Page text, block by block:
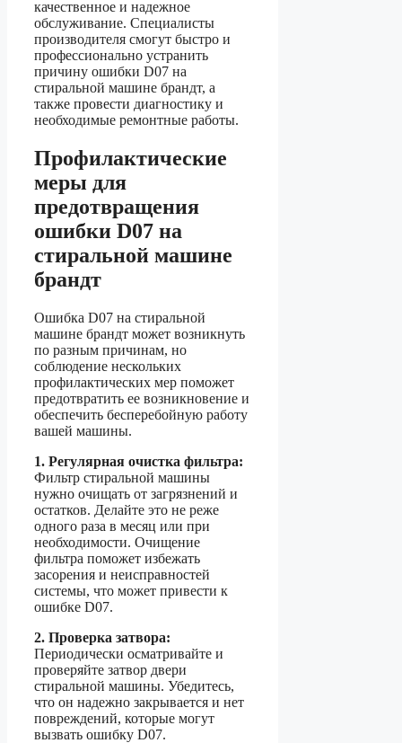
качественное и надежное
обслуживание. Специалисты
производителя смогут быстро и
профессионально устранить
причину ошибки D07 на
стиральной машине брандт, а
также провести диагностику и
необходимые ремонтные работы.
Профилактические
меры для
предотвращения
ошибки D07 на
стиральной машине
брандт
Ошибка D07 на стиральной
машине брандт может возникнуть
по разным причинам, но
соблюдение нескольких
профилактических мер поможет
предотвратить ее возникновение и
обеспечить бесперебойную работу
вашей машины.
1. Регулярная очистка фильтра:
Фильтр стиральной машины
нужно очищать от загрязнений и
остатков. Делайте это не реже
одного раза в месяц или при
необходимости. Очищение
фильтра поможет избежать
засорения и неисправностей
системы, что может привести к
ошибке D07.
2. Проверка затвора:
Периодически осматривайте и
проверяйте затвор двери
стиральной машины. Убедитесь,
что он надежно закрывается и нет
повреждений, которые могут
вызвать ошибку D07.